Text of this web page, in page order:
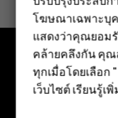
สมาร์ทโ
ฟีเจอร์โ
อุปกรณ์เ
แท็บเล็ต
ใช่ ไม่
สำรวจ
โฆษณาเฉพาะบุ
แสดงว่าคุณยอม
คล้ายคลึงกัน คุณ
ทุกเมื่อโดยเลือก
เว็บไซต์ เรียนรู้เ